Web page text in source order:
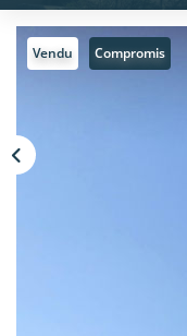
Vendu Compromis